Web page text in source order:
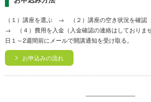
（１）講座を選ぶ → （２）講座の空き状況を確
→ （４）費用を入金（入金確認の連絡はしており
日１～2週間前にメールで開講通知を受け取る。
お申込みの流れ